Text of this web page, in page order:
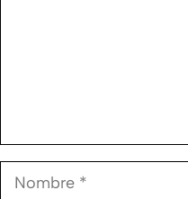
Nombre